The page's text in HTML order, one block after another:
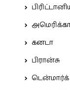
கனடா
பிரான்சு
டென்மார்க்